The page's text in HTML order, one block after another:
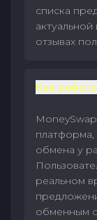
списка
отзывах
Как
обмена у
реальном
обменным